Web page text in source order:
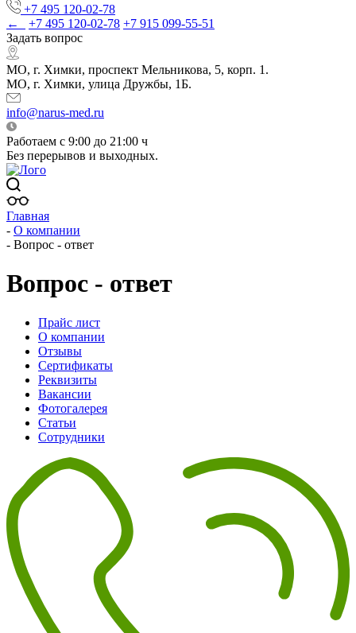
+7 495 120-02-78
←
+7 495 120-02-78 +7 915 099-55-51
Задать вопрос
МО, г. Химки, проспект Мельникова, 5, корп. 1.
МО, г. Химки, улица Дружбы, 1Б.
info@narus-med.ru
Работаем с 9:00 до 21:00 ч
Без перерывов и выходных.
Главная
- О компании
- Вопрос - ответ
Вопрос - ответ
Прайс лист
О компании
Отзывы
Сертификаты
Реквизиты
Вакансии
Фотогалерея
Статьи
Сотрудники